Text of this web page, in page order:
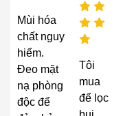
Mùi hóa
chất nguy
hiểm.
Đeo mặt
nạ phòng
độc để
Tôi
mua
để lọc